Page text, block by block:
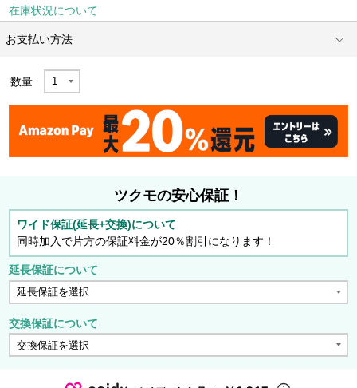
在庫状況について
お支払い方法
数量
ツクモの安心保証！
ワイド保証(延長+交換)について
同時加入で片方の保証料金が20％割引になります！
延長保証について
交換保証について